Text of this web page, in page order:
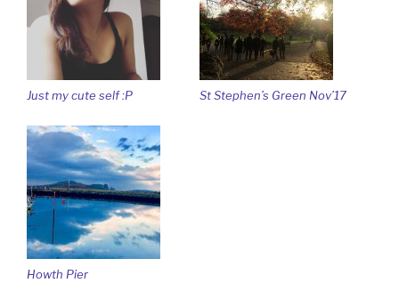
Just my cute self :P St Stephen’s Green Nov’17
Howth Pier